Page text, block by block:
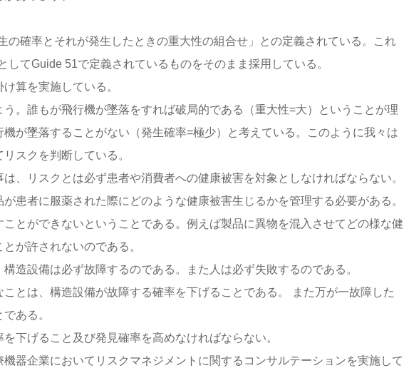
の確率とそれが発生したときの重大性の組合せ」との定義されている。これ
てGuide 51で定義されているものをそのまま採用している。
算を実施している。
。誰もが飛行機が墜落をすれば破局的である（重大性=大）ということが理
が墜落することがない（発生確率=極少）と考えている。このように我々は
スクを判断している。
、リスクとは必ず患者や消費者への健康被害を対象としなければならない。
患者に服薬された際にどのような健康被害生じるかを管理する必要がある。
とができないということである。例えば製品に異物を混入させてどの様な健
が許されないのである。
造設備は必ず故障するのである。また人は必ず失敗するのである。
とは、構造設備が故障する確率を下げることである。 また万が一故障した
ある。
下げること及び発見確率を高めなければならない。
器企業においてリスクマネジメントに関するコンサルテーションを実施して